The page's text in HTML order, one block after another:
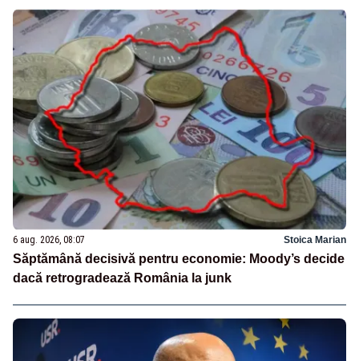
6 aug. 2026, 08:07 Stoica Marian
Săptămână decisivă pentru economie: Moody’s decide
dacă retrogradează România la junk